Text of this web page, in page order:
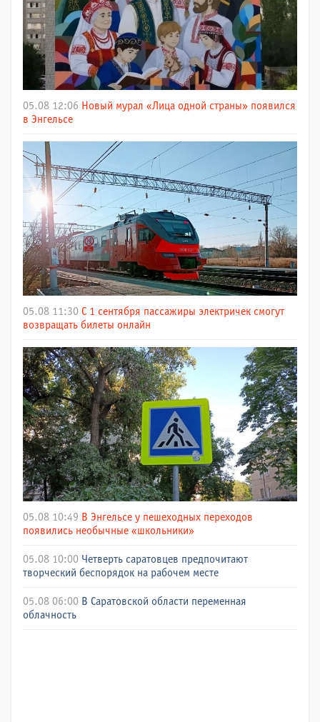
05.08 12:06 Новый мурал «Лица одной страны» появился
в Энгельсе
05.08 11:30 С 1 сентября пассажиры электричек смогут
возвращать билеты онлайн
05.08 10:49 В Энгельсе у пешеходных переходов
появились необычные «школьники»
05.08 10:00 Четверть саратовцев предпочитают
творческий беспорядок на рабочем месте
05.08 06:00 В Саратовской области переменная
облачность